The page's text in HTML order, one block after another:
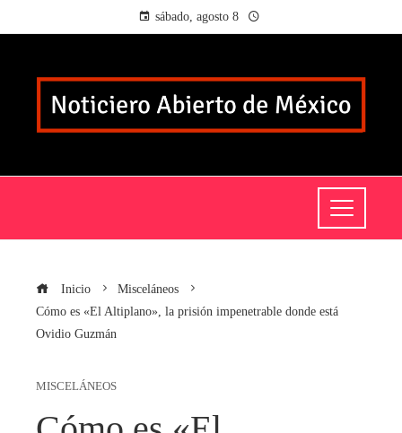
sábado, agosto 8
Inicio
Misceláneos
Cómo es «El Altiplano», la prisión impenetrable donde está
Ovidio Guzmán
MISCELÁNEOS